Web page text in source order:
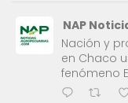
NAP
Nación y
en Chaco
fenómeno